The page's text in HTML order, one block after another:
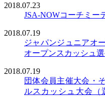
2018.07.23
JSA-NOWコーチミー
2018.07.19
ジャパンジュニアオ
オープンスカッシュ
2018.07.19
団体会員主催大会・
ルスカッシュ大会（